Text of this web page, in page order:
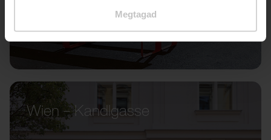
Megtagad
Wien – Kandlgasse